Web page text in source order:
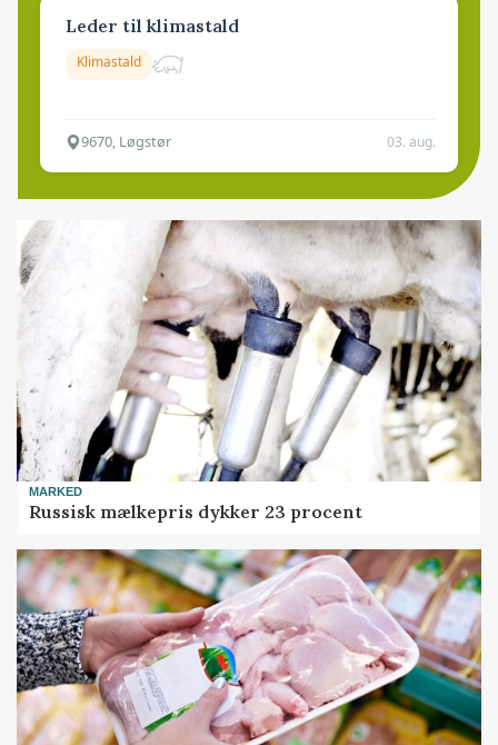
Leder til klimastald
Klimastald
9670, Løgstør 03. aug.
MARKED
Russisk mælkepris dykker 23 procent